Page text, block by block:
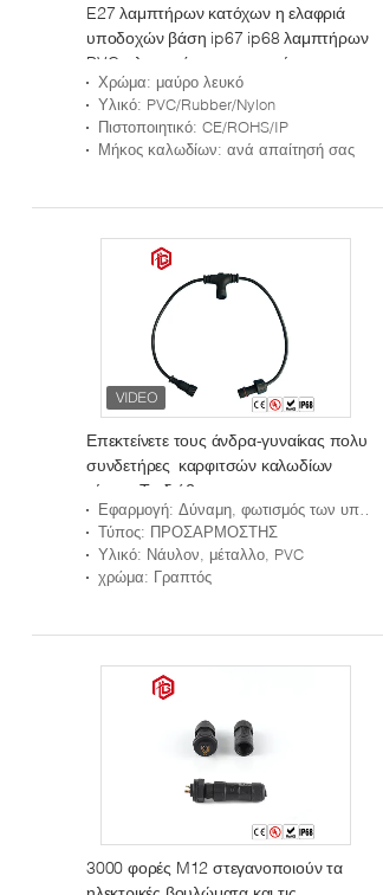
E27 λαμπτήρων κατόχων η ελαφριά
υποδοχών βάση ip67 ip68 λαμπτήρων
PVC πλαστική στεγανοποιεί το
συνδετήρα
Χρώμα: μαύρο λευκό
Υλικό: PVC/Rubber/Nylon
Πιστοποιητικό: CE/ROHS/IP
Μήκος καλωδίων: ανά απαίτησή σας
Επεκτείνετε τους άνδρα-γυναίκας πολυ
συνδετήρες καρφιτσών καλωδίων
τύπων Τ αδιάβροχους
Εφαρμογή: Δύναμη, φωτισμός των υπαίθριων οδηγήσεων
Τύπος: ΠΡΟΣΑΡΜΟΣΤΗΣ
Υλικό: Νάυλον, μέταλλο, PVC
χρώμα: Γραπτός
3000 φορές M12 στεγανοποιούν τα